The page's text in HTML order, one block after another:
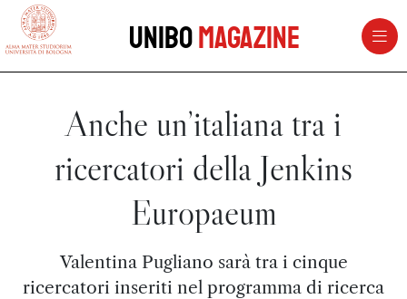
vai al contenuto della pagina
UniboMagazine
Anche un’italiana tra i
ricercatori della Jenkins
Europaeum
Valentina Pugliano sarà tra i cinque
ricercatori inseriti nel programma di ricerca